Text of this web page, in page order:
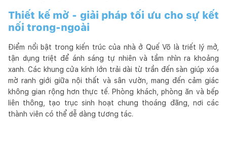
Thiết kế mở - giải pháp tối ưu cho sự kết
nối trong-ngoài
Điểm nổi bật trong kiến trúc của nhà ở Quế Võ là triết lý mở,
tận dụng triệt để ánh sáng tự nhiên và tầm nhìn ra khoảng
xanh. Các khung cửa kính lớn trải dài từ trần đến sàn giúp xóa
mờ ranh giới giữa nội thất và sân vườn, mang đến cảm giác
không gian rộng hơn thực tế. Phòng khách, phòng ăn và bếp
liên thông, tạo trục sinh hoạt chung thoáng đãng, nơi các
thành viên có thể dễ dàng tương tác.